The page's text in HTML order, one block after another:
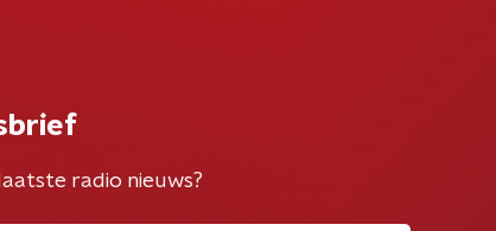
radio nieuws?